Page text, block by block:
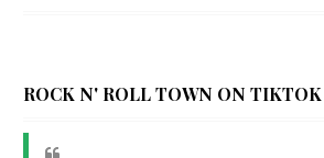
ROCK N' ROLL TOWN ON TIKTOK